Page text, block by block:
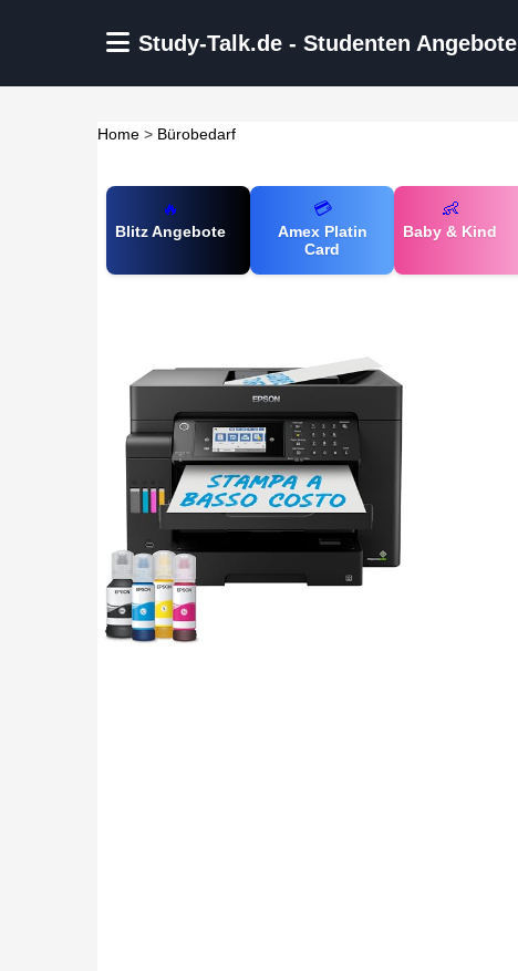
Study-Talk.de - Studenten Angebote
Home > Bürobedarf
🔥
Blitz Angebote
💳
Amex Platin
Card
👶
Baby & Kind